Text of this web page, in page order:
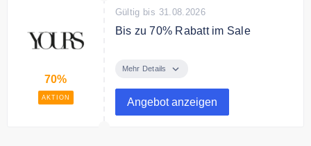
70%
AKTION
Gültig bis 31.08.2026
Bis zu 70% Rabatt im Sale
Mode im Sale.
Mehr Details
Angebot anzeigen